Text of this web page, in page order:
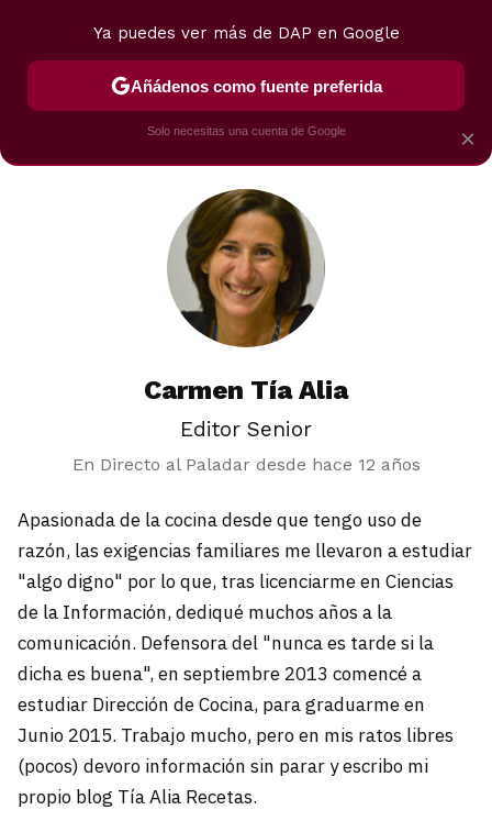
POSTRES VIAJES SELECCIÓN VEGUI
Carmen Tía Alia
Editor Senior
En Directo al Paladar desde hace 12 años
Apasionada de la cocina desde que tengo uso de
razón, las exigencias familiares me llevaron a estudiar
"algo digno" por lo que, tras licenciarme en Ciencias
de la Información, dediqué muchos años a la
comunicación. Defensora del "nunca es tarde si la
dicha es buena", en septiembre 2013 comencé a
estudiar Dirección de Cocina, para graduarme en
Junio 2015. Trabajo mucho, pero en mis ratos libres
(pocos) devoro información sin parar y escribo mi
propio blog Tía Alia Recetas.
×
Ya puedes ver más de DAP en Google
Añádenos como fuente preferida
Solo necesitas una cuenta de Google